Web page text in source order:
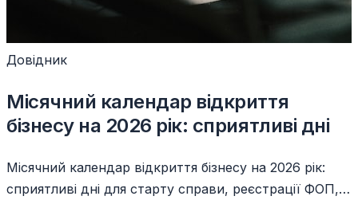
Довідник
Місячний календар відкриття
бізнесу на 2026 рік: сприятливі дні
Місячний календар відкриття бізнесу на 2026 рік:
сприятливі дні для старту справи, реєстрації ФОП,